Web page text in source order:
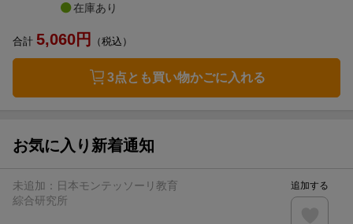
在庫あり
合計 5,060円 （税込）
3点とも買い物かごに入れる
お気に入り新着通知
未追加： 日本モンテッソーリ教育
綜合研究所
追加する